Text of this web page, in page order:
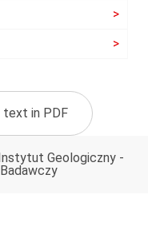
text in PDF
Geologiczny -